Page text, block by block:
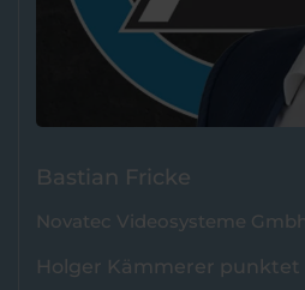
Bastian Fricke
Novatec Videosysteme
Holger Kämmerer punktet